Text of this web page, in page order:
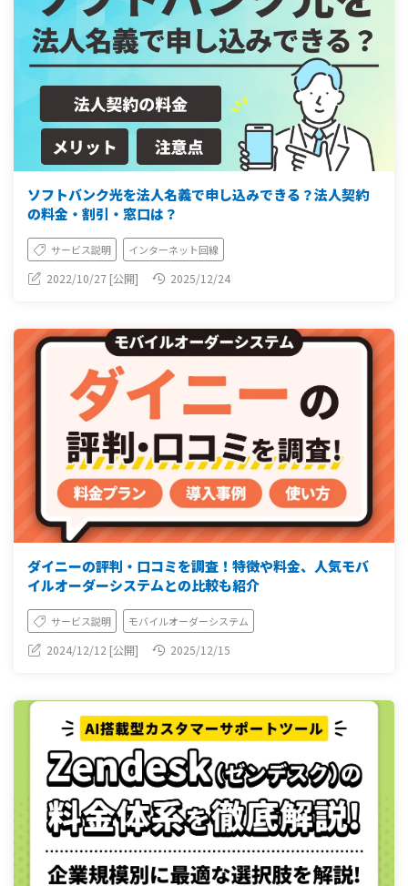
ソフトバンク光を法人名義で申し込みできる？法人契約
の料金・割引・窓口は？
サービス説明 インターネット回線
2022/10/27 [公開] 2025/12/24
ダイニーの評判・口コミを調査！特徴や料金、人気モバ
イルオーダーシステムとの比較も紹介
サービス説明 モバイルオーダーシステム
2024/12/12 [公開] 2025/12/15